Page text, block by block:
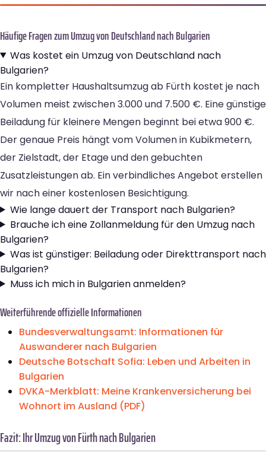
Häufige Fragen zum Umzug von Deutschland nach Bulgarien
Was kostet ein Umzug von Deutschland nach
Bulgarien?
Ein kompletter Haushaltsumzug ab Fürth kostet je nach
Volumen meist zwischen 3.000 und 7.500 €. Eine günstige
Beiladung für kleinere Mengen beginnt bei etwa 900 €.
Der genaue Preis hängt vom Volumen in Kubikmetern,
der Zielstadt, der Etage und den gebuchten
Zusatzleistungen ab. Ein verbindliches Angebot erstellen
wir nach einer kostenlosen Besichtigung.
Wie lange dauert der Transport nach Bulgarien?
Brauche ich eine Zollanmeldung für den Umzug nach
Bulgarien?
Was ist günstiger: Beiladung oder Direkttransport nach
Bulgarien?
Muss ich mich in Bulgarien anmelden?
Weiterführende offizielle Informationen
Bundesverwaltungsamt: Informationen für
Auswanderer nach Bulgarien
Deutsche Botschaft Sofia: Leben und Arbeiten in
Bulgarien
DVKA-Merkblatt: Meine Krankenversicherung bei
Wohnort im Ausland (PDF)
Fazit: Ihr Umzug von Fürth nach Bulgarien